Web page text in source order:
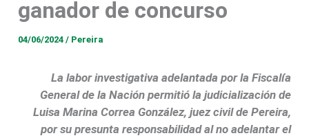
ganador de concurso
04/06/2024/ Pereira
La labor investigativa adelantada por la Fiscalía
General de la Nación permitió la judicialización de
Luisa Marina Correa González, juez civil de Pereira,
por su presunta responsabilidad al no adelantar el